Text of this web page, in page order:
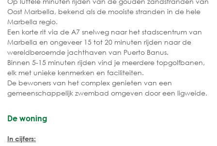
Oost Marbella, bekend als de mooiste stranden in de hele
Marbella regio.
Een korte rit via de A7 snelweg naar het stadscentrum van
Marbella en ongeveer 15 tot 20 minuten rijden naar de
wereldberoemde jachthaven van Puerto Banus.
Binnen 5-15 minuten rijden vind je meerdere topgolfbanen,
elk met unieke kenmerken en faciliteiten.
De bewoners van het complex genieten van een
gemeenschappelijk zwembad omgeven door een ligweide.
De woning
In cijfers: